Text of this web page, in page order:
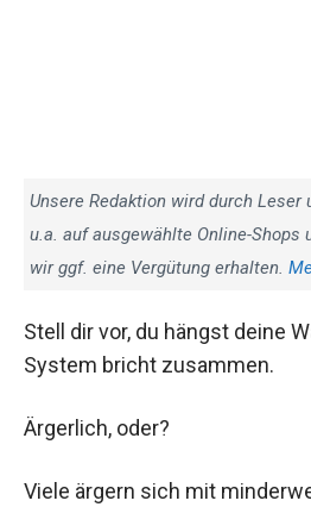
Unsere Redaktion wird durch
u.a. auf ausgewählte Online-Shops
wir ggf. eine Vergütung erhalten.
Stell dir vor, du hängst deine
System bricht zusammen.
Ärgerlich, oder?
Viele ärgern sich mit